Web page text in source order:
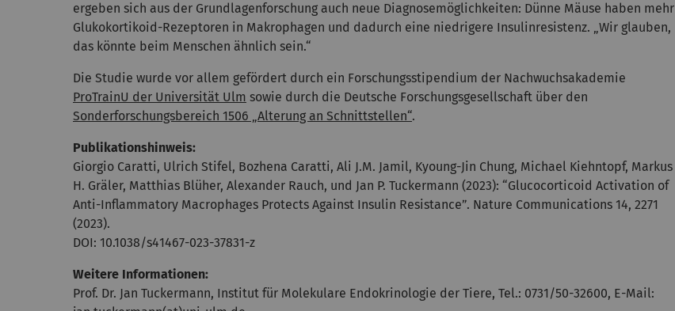
ergeben sich aus der Grundlagenforschung auch neue Diagnosemöglichkeiten: Dünne Mäuse haben mehr
Glukokortikoid-Rezeptoren in Makrophagen und dadurch eine niedrigere Insulinresistenz. „Wir glauben,
das könnte beim Menschen ähnlich sein.“
Die Studie wurde vor allem gefördert durch ein Forschungsstipendium der Nachwuchsakademie
ProTrainU der Universität Ulm sowie durch die Deutsche Forschungsgesellschaft über den
Sonderforschungsbereich 1506 „Alterung an Schnittstellen“.
Publikationshinweis:
Giorgio Caratti, Ulrich Stifel, Bozhena Caratti, Ali J.M. Jamil, Kyoung-Jin Chung, Michael Kiehntopf, Markus
H. Gräler, Matthias Blüher, Alexander Rauch, und Jan P. Tuckermann (2023): “Glucocorticoid Activation of
Anti-Inflammatory Macrophages Protects Against Insulin Resistance”. Nature Communications 14, 2271
(2023).
DOI: 10.1038/s41467-023-37831-z
Weitere Informationen:
Prof. Dr. Jan Tuckermann, Institut für Molekulare Endokrinologie der Tiere, Tel.: 0731/50-32600, E-Mail: